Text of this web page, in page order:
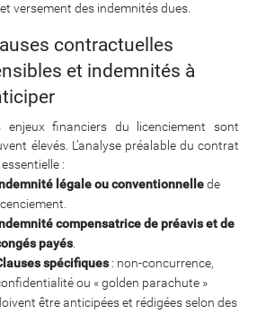
et versement des indemnités dues.
contractuelles
et indemnités à
enjeux financiers du licenciement sont
élevés. L’analyse préalable du contrat
:
légale ou conventionnellede
compensatrice de préavis et de
payés.
spécifiques: non-concurrence,
ou « golden parachute »
être anticipées et rédigées selon des